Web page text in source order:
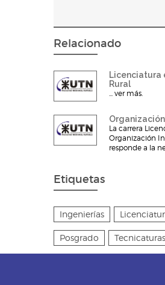
Relacionado
Licenciatura
Rural
... ver más.
La carrera
Organización
responde a la
Etiquetas
Ingenierías
Posgrado Tecnicaturas